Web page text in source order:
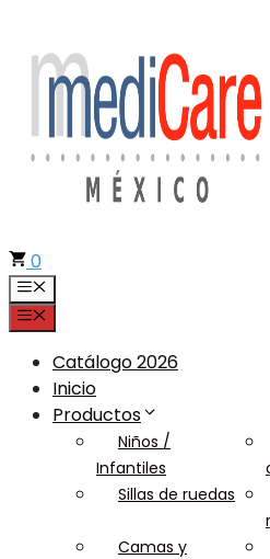
contenido
0
Menú
Menú
Catálogo 2026
Inicio
Productos
Niños /
Infantiles
Sillas de ruedas
Camas y